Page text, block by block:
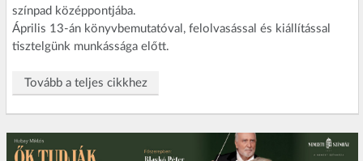
színpad középpontjába.
Április 13-án könyvbemutatóval, felolvasással és kiállítással
tisztelgünk munkássága előtt.
Tovább a teljes cikkhez